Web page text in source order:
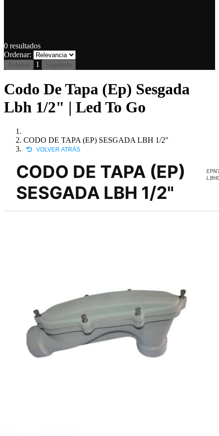
0 resultados
Ordenar:
Anterior 1 Siguiente
Codo De Tapa (Ep) Sesgada
Lbh 1/2" | Led To Go
CODO DE TAPA (EP) SESGADA LBH 1/2"
VOLVER ATRÁS
CODO DE TAPA (EP)
SESGADA LBH 1/2"